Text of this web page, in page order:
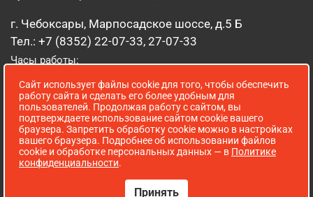
г. Чебоксары, Марпосадское шоссе, д.5 Б
Тел.: +7 (8352) 22-07-33, 27-07-33
Часы работы:
Суббота, Воскресенье: с 8:00 до 16:00
г. Йошкар-Ола, ул. Луначарского, д. 52 А
Тел.: (8362) 41-07-31
Часы работы:
Понедельник – Пятница: с 8:00 до 18:00
Сайт использует файлы cookie для того, чтобы обеспечить
работу сайта и сделать его более удобным для
пользователей. Продолжая работу с сайтом, вы
подтверждаете использование сайтом cookie вашего
браузера. Запретить обработку cookie можно в настройках
вашего браузера. Подробнее об использовании файлов
cookie и обработке персональных данных — в Политике
конфиденциальности.
Принять